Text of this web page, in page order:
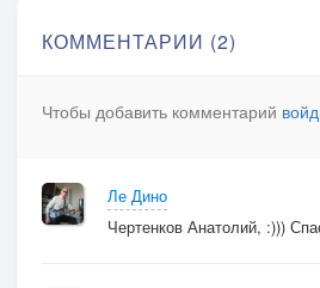
КОММЕНТАРИИ (2)
Чтобы добавить комментарий
Ле Дино
Чертенков Анатолий, :)))